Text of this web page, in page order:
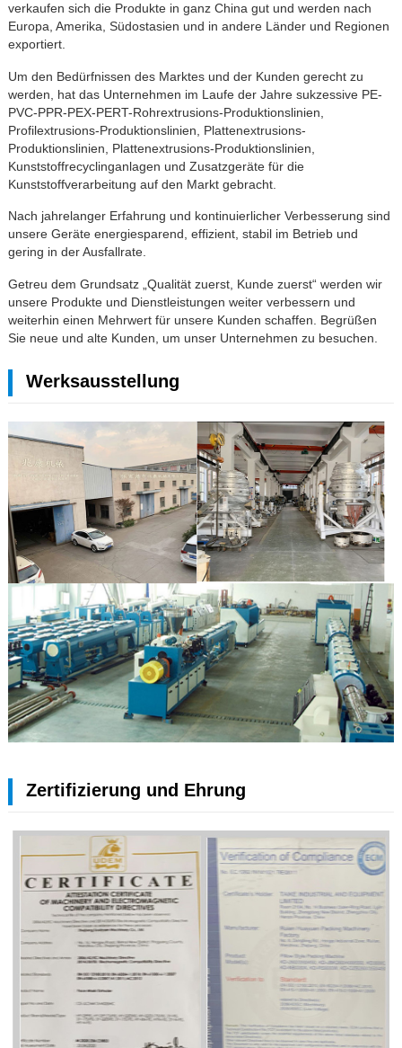
verkaufen sich die Produkte in ganz China gut und werden nach
Europa, Amerika, Südostasien und in andere Länder und Regionen
exportiert.
Um den Bedürfnissen des Marktes und der Kunden gerecht zu
werden, hat das Unternehmen im Laufe der Jahre sukzessive PE-
PVC-PPR-PEX-PERT-Rohrextrusions-Produktionslinien,
Profilextrusions-Produktionslinien, Plattenextrusions-
Produktionslinien, Plattenextrusions-Produktionslinien,
Kunststoffrecyclinganlagen und Zusatzgeräte für die
Kunststoffverarbeitung auf den Markt gebracht.
Nach jahrelanger Erfahrung und kontinuierlicher Verbesserung sind
unsere Geräte energiesparend, effizient, stabil im Betrieb und
gering in der Ausfallrate.
Getreu dem Grundsatz „Qualität zuerst, Kunde zuerst“ werden wir
unsere Produkte und Dienstleistungen weiter verbessern und
weiterhin einen Mehrwert für unsere Kunden schaffen. Begrüßen
Sie neue und alte Kunden, um unser Unternehmen zu besuchen.
Werksausstellung
Zertifizierung und Ehrung